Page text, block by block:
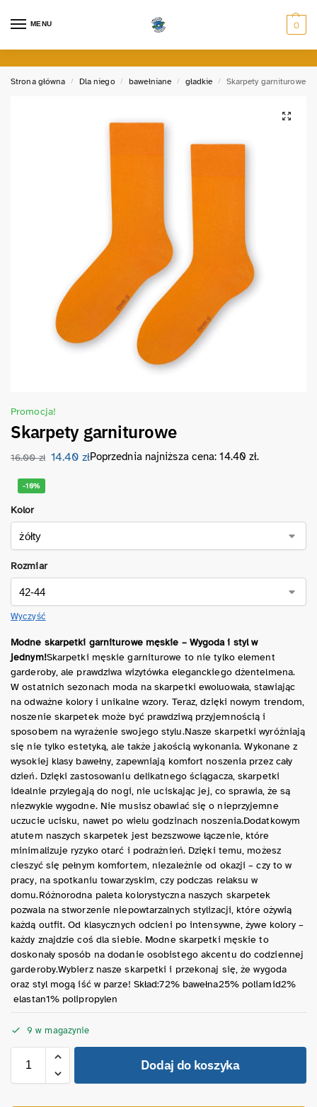
MENU 0
Strona główna / Dla niego / bawełniane / gładkie / Skarpety garniturowe
Promocja!
Skarpety garniturowe
16.00zł 14.40 złPoprzednia najniższa cena:14.40zł.
-10%
Kolor
Rozmiar
Wyczyść
Modne skarpetki garniturowe męskie – Wygoda i styl w
jednym!Skarpetki męskie garniturowe to nie tylko element
garderoby, ale prawdziwa wizytówka eleganckiego dżentelmena.
W ostatnich sezonach moda na skarpetki ewoluowała, stawiając
na odważne kolory i unikalne wzory. Teraz, dzięki nowym trendom,
noszenie skarpetek może być prawdziwą przyjemnością i
sposobem na wyrażenie swojego stylu.Nasze skarpetki wyróżniają
się nie tylko estetyką, ale także jakością wykonania. Wykonane z
wysokiej klasy bawełny, zapewniają komfort noszenia przez cały
dzień. Dzięki zastosowaniu delikatnego ściągacza, skarpetki
idealnie przylegają do nogi, nie uciskając jej, co sprawia, że są
niezwykle wygodne. Nie musisz obawiać się o nieprzyjemne
uczucie ucisku, nawet po wielu godzinach noszenia.Dodatkowym
atutem naszych skarpetek jest bezszwowe łączenie, które
minimalizuje ryzyko otarć i podrażnień. Dzięki temu, możesz
cieszyć się pełnym komfortem, niezależnie od okazji – czy to w
pracy, na spotkaniu towarzyskim, czy podczas relaksu w
domu.Różnorodna paleta kolorystyczna naszych skarpetek
pozwala na stworzenie niepowtarzalnych stylizacji, które ożywią
każdą outfit. Od klasycznych odcieni po intensywne, żywe kolory –
każdy znajdzie coś dla siebie. Modne skarpetki męskie to
doskonały sposób na dodanie osobistego akcentu do codziennej
garderoby.Wybierz nasze skarpetki i przekonaj się, że wygoda
oraz styl mogą iść w parze! Skład:72% bawełna25% poliamid2%
elastan1% polipropylen
9 w magazynie
Dodaj do koszyka